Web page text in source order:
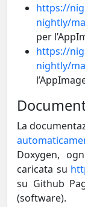
https://
nightly/
per
https://
nightly/
La
Doxygen,
caricata su
su Github
(software).